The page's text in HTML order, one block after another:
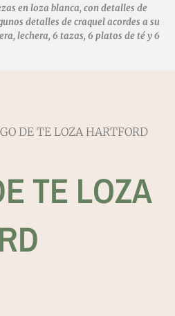
en loza blanca, con detalles de
detalles de craquel acordes a su
lechera, 6 tazas, 6 platos de té y 6
DE TE LOZA HARTFORD
TE LOZA